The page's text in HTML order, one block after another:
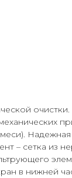
Надежная
– сетка из
в нижней